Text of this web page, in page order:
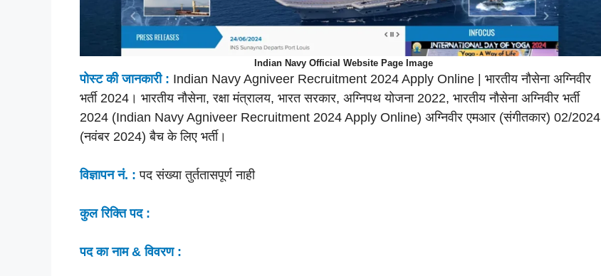
Indian Navy Official Website Page Image
पोस्ट की जानकारी : Indian Navy Agniveer Recruitment 2024 Apply Online | भारतीय नौसेना अग्निवीर
भर्ती 2024। भारतीय नौसेना, रक्षा मंत्रालय, भारत सरकार, अग्निपथ योजना 2022, भारतीय नौसेना अग्निवीर भर्ती
2024 (Indian Navy Agniveer Recruitment 2024 Apply Online) अग्निवीर एमआर (संगीतकार) 02/2024
(नवंबर 2024) बैच के लिए भर्ती।
विज्ञापन नं. : पद संख्या तुर्ततासपूर्ण नाही
कुल रिक्ति पद :
पद का नाम & विवरण :